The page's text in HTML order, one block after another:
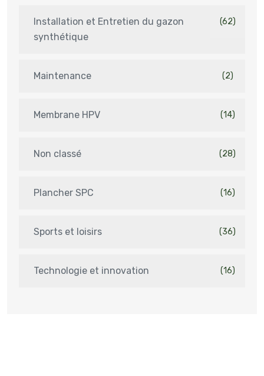
Installation et Entretien du gazon
synthétique
(62)
Maintenance (2)
Membrane HPV (14)
Non classé (28)
Plancher SPC (16)
Sports et loisirs (36)
Technologie et innovation (16)